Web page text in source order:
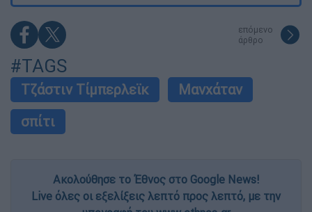
επόμενο
άρθρο
#TAGS
Τζάστιν Τίμπερλεϊκ
Μανχάταν
σπίτι
Ακολούθησε το Έθνος στο Google News!
Live όλες οι εξελίξεις λεπτό προς λεπτό, με την